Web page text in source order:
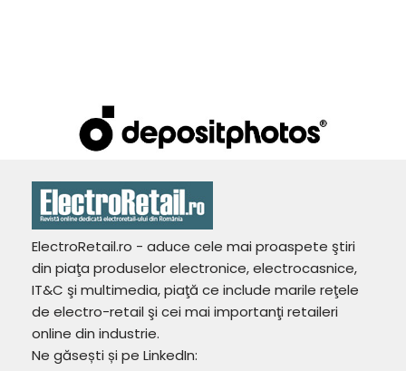
ElectroRetail.ro - aduce cele mai proaspete ştiri
din piaţa produselor electronice, electrocasnice,
IT&C şi multimedia, piaţă ce include marile reţele
de electro-retail şi cei mai importanţi retaileri
online din industrie.
Ne găsești și pe LinkedIn: